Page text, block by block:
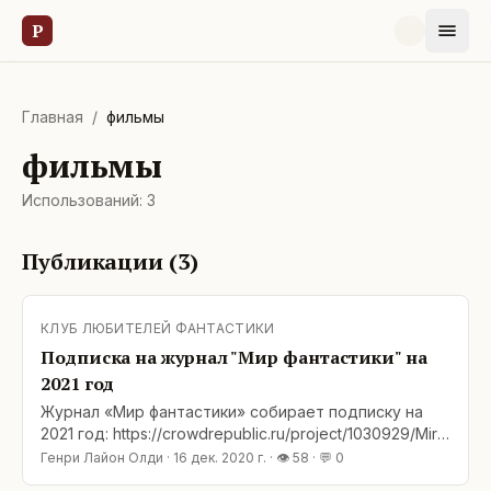
Р
Главная / фильмы
фильмы
Использований: 3
Публикации (3)
КЛУБ ЛЮБИТЕЛЕЙ ФАНТАСТИКИ
Подписка на журнал "Мир фантастики" на
2021 год
Журнал «Мир фантастики» собирает подписку на
2021 год: https://crowdrepublic.ru/project/1030929/Mir-
fantastiki-podpiska-na-2021-god Мы давно
Генри Лайон Олди · 16 дек. 2020 г. · 👁 58 · 💬 0